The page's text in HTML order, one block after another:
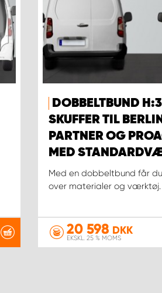
DOBBELTBUND
SKUFFER TIL
PARTNER OG
MED
Med en dobbeltbund får
over materialer og værktøj.
20 598 DKK
EKSKL. 25 % MOMS